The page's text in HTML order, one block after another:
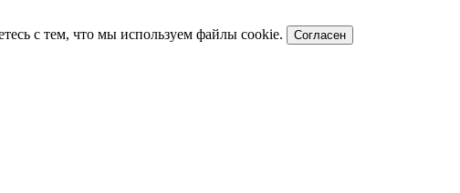
с тем, что мы используем файлы cookie. Согласен